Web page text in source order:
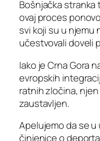
Bošnjačka stranka
ovaj proces
svi koji su u njemu
učestvovali doveli
Iako je Crna Gora
evropskih
ratnih zločina,
zaustavljen.
Apelujemo da se
činjenice o